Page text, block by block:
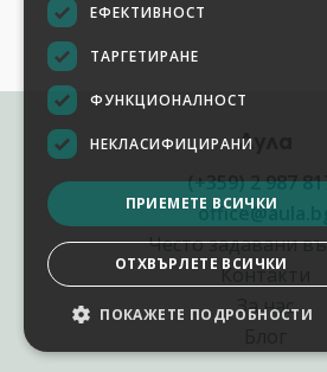
Аула
(+359) 2 987
office@aula.bg
Често задавани
Контакти
За нас
ЕФЕКТИВНОСТ
ТАРГЕТИРАНЕ
ФУНКЦИОНАЛНОСТ
НЕКЛАСИФИЦИРАНИ
ПРИЕМЕТЕ ВСИЧКИ
ОТХВЪРЛЕТЕ ВСИЧКИ
ПОКАЖЕТЕ ПОДРОБНОСТИ